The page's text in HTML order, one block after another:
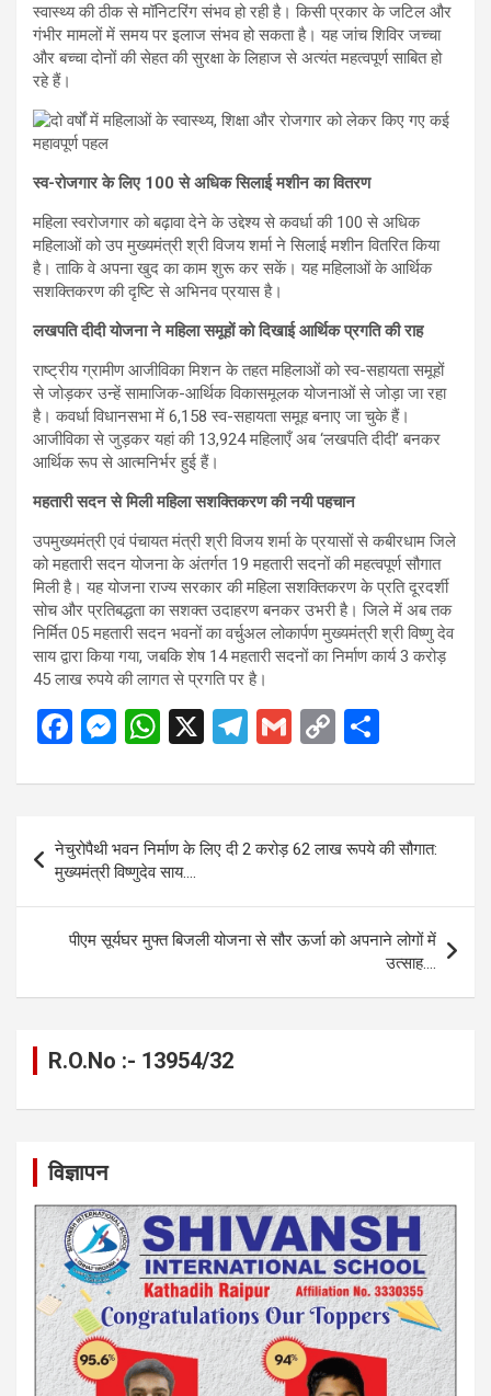
स्वास्थ्य की ठीक से मॉनिटरिंग संभव हो रही है। किसी प्रकार के जटिल और
गंभीर मामलों में समय पर इलाज संभव हो सकता है। यह जांच शिविर जच्चा
और बच्चा दोनों की सेहत की सुरक्षा के लिहाज से अत्यंत महत्वपूर्ण साबित हो
रहे हैं।
स्व-रोजगार के लिए 100 से अधिक सिलाई मशीन का वितरण
महिला स्वरोजगार को बढ़ावा देने के उद्देश्य से कवर्धा की 100 से अधिक
महिलाओं को उप मुख्यमंत्री श्री विजय शर्मा ने सिलाई मशीन वितरित किया
है। ताकि वे अपना खुद का काम शुरू कर सकें। यह महिलाओं के आर्थिक
सशक्तिकरण की दृष्टि से अभिनव प्रयास है।
लखपति दीदी योजना ने महिला समूहों को दिखाई आर्थिक प्रगति की राह
राष्ट्रीय ग्रामीण आजीविका मिशन के तहत महिलाओं को स्व-सहायता समूहों
से जोड़कर उन्हें सामाजिक-आर्थिक विकासमूलक योजनाओं से जोड़ा जा रहा
है। कवर्धा विधानसभा में 6,158 स्व-सहायता समूह बनाए जा चुके हैं।
आजीविका से जुड़कर यहां की 13,924 महिलाएँ अब ‘लखपति दीदी’ बनकर
आर्थिक रूप से आत्मनिर्भर हुई हैं।
महतारी सदन से मिली महिला सशक्तिकरण की नयी पहचान
उपमुख्यमंत्री एवं पंचायत मंत्री श्री विजय शर्मा के प्रयासों से कबीरधाम जिले
को महतारी सदन योजना के अंतर्गत 19 महतारी सदनों की महत्वपूर्ण सौगात
मिली है। यह योजना राज्य सरकार की महिला सशक्तिकरण के प्रति दूरदर्शी
सोच और प्रतिबद्धता का सशक्त उदाहरण बनकर उभरी है। जिले में अब तक
निर्मित 05 महतारी सदन भवनों का वर्चुअल लोकार्पण मुख्यमंत्री श्री विष्णु देव
साय द्वारा किया गया, जबकि शेष 14 महतारी सदनों का निर्माण कार्य 3 करोड़
45 लाख रुपये की लागत से प्रगति पर है।
F
ce
b
o
o
k
M
se
g
er
W
at
s
A
p
p
X
T
e
gr
a
m
G
ail
C
py
n
k
ar
e
Post
navigation
नेचुरोपैथी भवन निर्माण के लिए दी 2 करोड़ 62 लाख रूपये की सौगात:
मुख्यमंत्री विष्णुदेव साय….
पीएम सूर्यघर मुफ्त बिजली योजना से सौर ऊर्जा को अपनाने लोगों में
उत्साह….
R.O.No :- 13954/32
विज्ञापन